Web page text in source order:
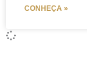
CONHEÇA »